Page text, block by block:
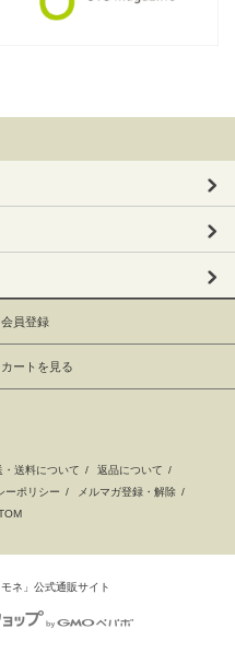
会員登録
カートを見る
・送料について / 返品について /
ーポリシー / メルマガ登録・解除 /
ネ」公式通販サイト